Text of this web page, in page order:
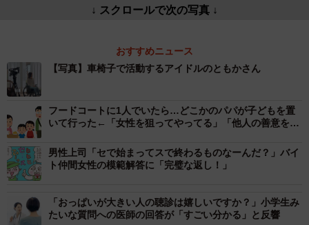
↓ スクロールで次の写真 ↓
おすすめニュース
【写真】車椅子で活動するアイドルのともかさん
フードコートに1人でいたら…どこかのパパが子どもを置
いて行った←「女性を狙ってやってる」「他人の善意を頼
男性上司「セで始まってスで終わるものなーんだ？」バイ
ト仲間女性の模範解答に「完璧な返し！」
「おっぱいが大きい人の聴診は嬉しいですか？」小学生み
たいな質問への医師の回答が「すごい分かる」と反響